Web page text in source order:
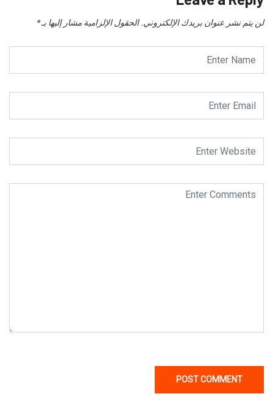
لن يتم نشر عنوان بريدك الإلكتروني. الحقول الإلزامية مشار إليها بـ*